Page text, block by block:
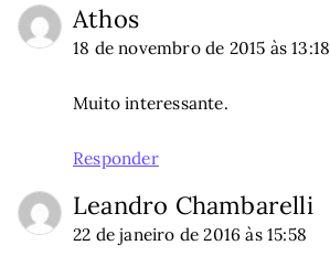
Athos
18 de novembro de 2015 às 13:18
Muito interessante.
Responder
Leandro Chambarelli
22 de janeiro de 2016 às 15:58